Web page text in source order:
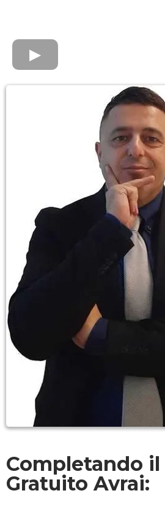
Completando il
Gratuito Avrai: